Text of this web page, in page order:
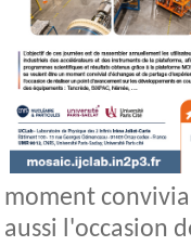
moment
aussi l'occasion